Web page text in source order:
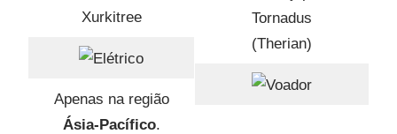
Xurkitree
Apenas na região
Ásia-Pacífico.
Tornadus
(Therian)